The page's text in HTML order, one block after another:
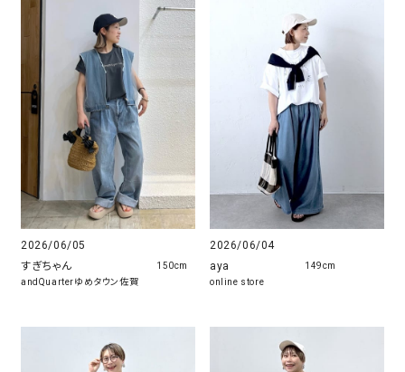
2026/06/05
すぎちゃん
andQuarterゆめタウン佐賀
150cm
2026/06/04
aya
online store
149cm